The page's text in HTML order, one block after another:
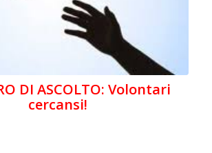
DI ASCOLTO: Volontari
cercansi!